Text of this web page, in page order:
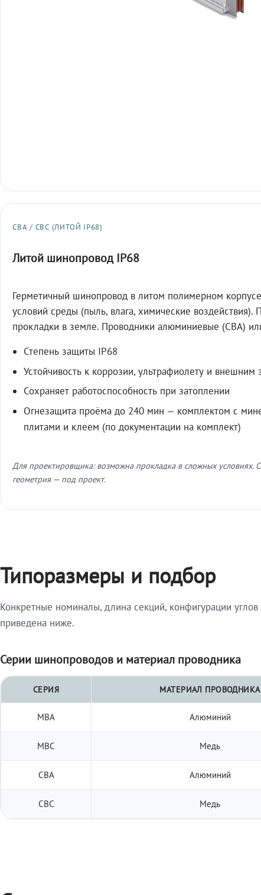
СВА / СВС (ЛИТОЙ IP68)
Литой шинопровод IP68
Герметичный шинопровод в литом полимерном
условий среды (пыль, влага, химические воздействия).
прокладки в земле. Проводники алюминиевые (СВА)
Степень защиты IP68
Устойчивость к коррозии, ультрафиолету и внешним
Сохраняет работоспособность при затоплении
Огнезащита проёма до 240 мин — комплектом с
плитами и клеем (по документации на комплект)
Для проектировщика: возможна прокладка в сложных условиях.
геометрия — под проект.
Типоразмеры и подбор
Конкретные номиналы, длина секций, конфигурации
приведена ниже.
Серии шинопроводов и материал проводника
СЕРИЯ МАТЕРИАЛ ПРОВОДНИКА
МВА Алюминий
МВС Медь
СВА Алюминий
СВС Медь